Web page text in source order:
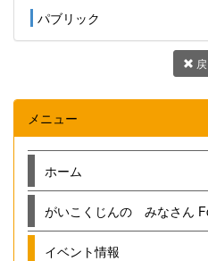
パブリック
メニュー
ホーム
がいこくじんの みなさん
イベント情報